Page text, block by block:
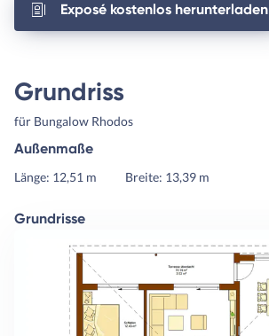
Exposé kostenlos herunterladen
Grundriss
für Bungalow Rhodos
Außenmaße
Länge: 12,51 m Breite: 13,39 m
Grundrisse